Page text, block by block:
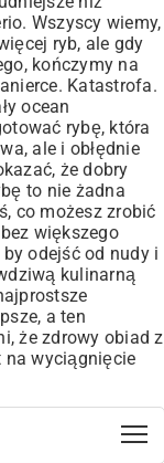
Wszyscy wiemy,
ryb, ale gdy
kończymy na
Katastrofa.
ocean
rybę, która
ale i obłędnie
że dobry
to nie żadna
co możesz zrobić
większego
odejść od nudy i
kulinarną
a ten
że zdrowy obiad z
na wyciągnięcie